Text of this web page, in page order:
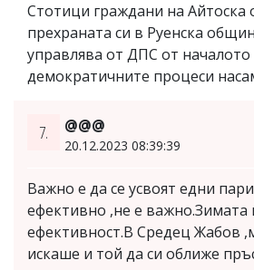
Стотици граждани на Айтоска
прехраната си в Руенска
управлява от ДПС от началото
демократичните процеси
7. @@@
20.12.2023 08:39:39
Важно е да се усвоят едни
ефективно ,не е важно.Зимата
ефективност.В Средец Жабов
искаше и той да си оближе